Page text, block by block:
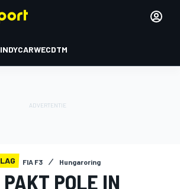
INDYCARWECDTM
FIA F3 Hungaroring
PAKT POLE IN